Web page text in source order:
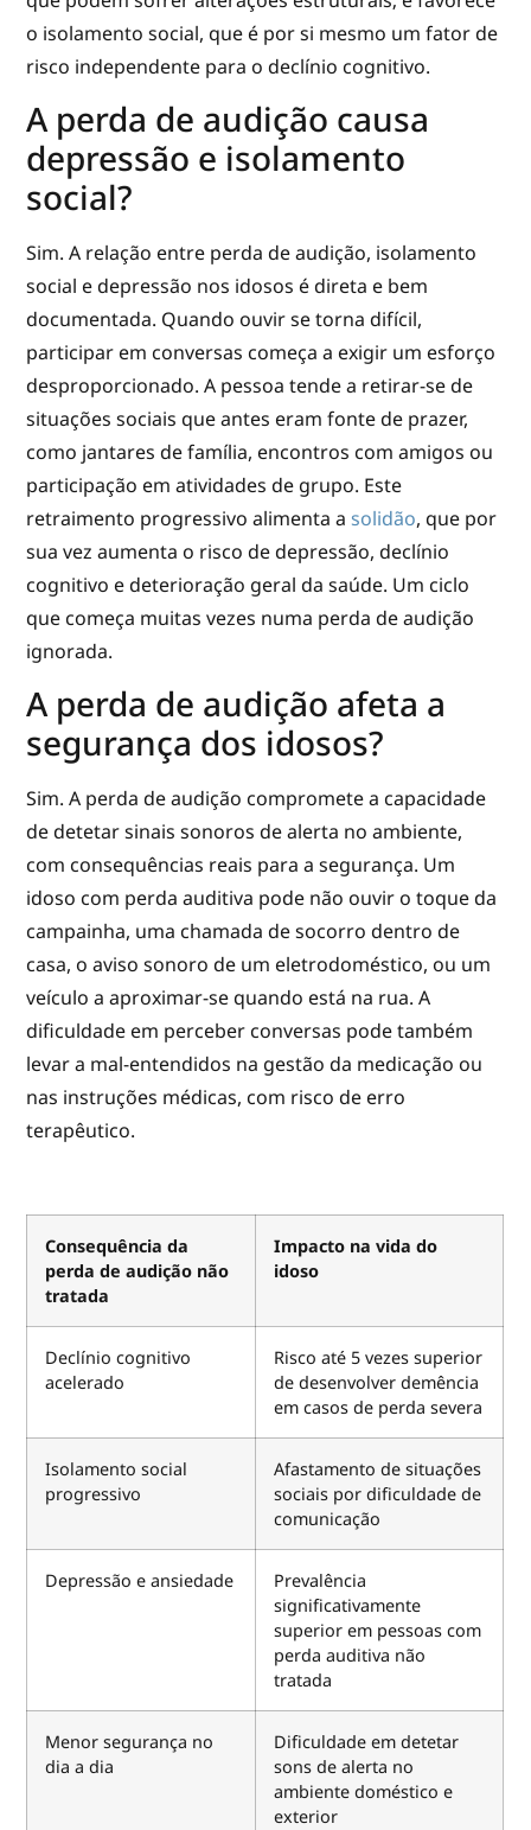
o isolamento social, que é por si mesmo um fator de
risco independente para o declínio cognitivo.
A perda de audição causa
depressão e isolamento
social?
Sim. A relação entre perda de audição, isolamento
social e depressão nos idosos é direta e bem
documentada. Quando ouvir se torna difícil,
participar em conversas começa a exigir um esforço
desproporcionado. A pessoa tende a retirar-se de
situações sociais que antes eram fonte de prazer,
como jantares de família, encontros com amigos ou
participação em atividades de grupo. Este
retraimento progressivo alimenta asolidão, que por
sua vez aumenta o risco de depressão, declínio
cognitivo e deterioração geral da saúde. Um ciclo
que começa muitas vezes numa perda de audição
ignorada.
A perda de audição afeta a
segurança dos idosos?
Sim. A perda de audição compromete a capacidade
de detetar sinais sonoros de alerta no ambiente,
com consequências reais para a segurança. Um
idoso com perda auditiva pode não ouvir o toque da
campainha, uma chamada de socorro dentro de
casa, o aviso sonoro de um eletrodoméstico, ou um
veículo a aproximar-se quando está na rua. A
dificuldade em perceber conversas pode também
levar a mal-entendidos na gestão da medicação ou
nas instruções médicas, com risco de erro
terapêutico.
Consequência da
perda de audição não
tratada
Impacto na vida do
idoso
Declínio cognitivo
acelerado
Risco até 5 vezes superior
de desenvolver demência
em casos de perda severa
Isolamento social
progressivo
Afastamento de situações
sociais por dificuldade de
comunicação
Depressão e ansiedade
Prevalência
significativamente
superior em pessoas com
perda auditiva não
tratada
Menor segurança no
dia a dia
Dificuldade em detetar
sons de alerta no
ambiente doméstico e
exterior